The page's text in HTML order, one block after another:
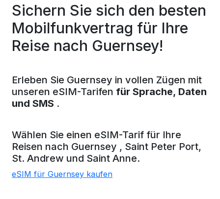
Sichern Sie sich den besten
Mobilfunkvertrag für Ihre
Reise nach Guernsey!
Erleben Sie Guernsey in vollen Zügen mit
unseren eSIM-Tarifen für Sprache, Daten
und SMS .
Wählen Sie einen eSIM-Tarif für Ihre
Reisen nach Guernsey , Saint Peter Port,
St. Andrew und Saint Anne.
eSIM für Guernsey kaufen